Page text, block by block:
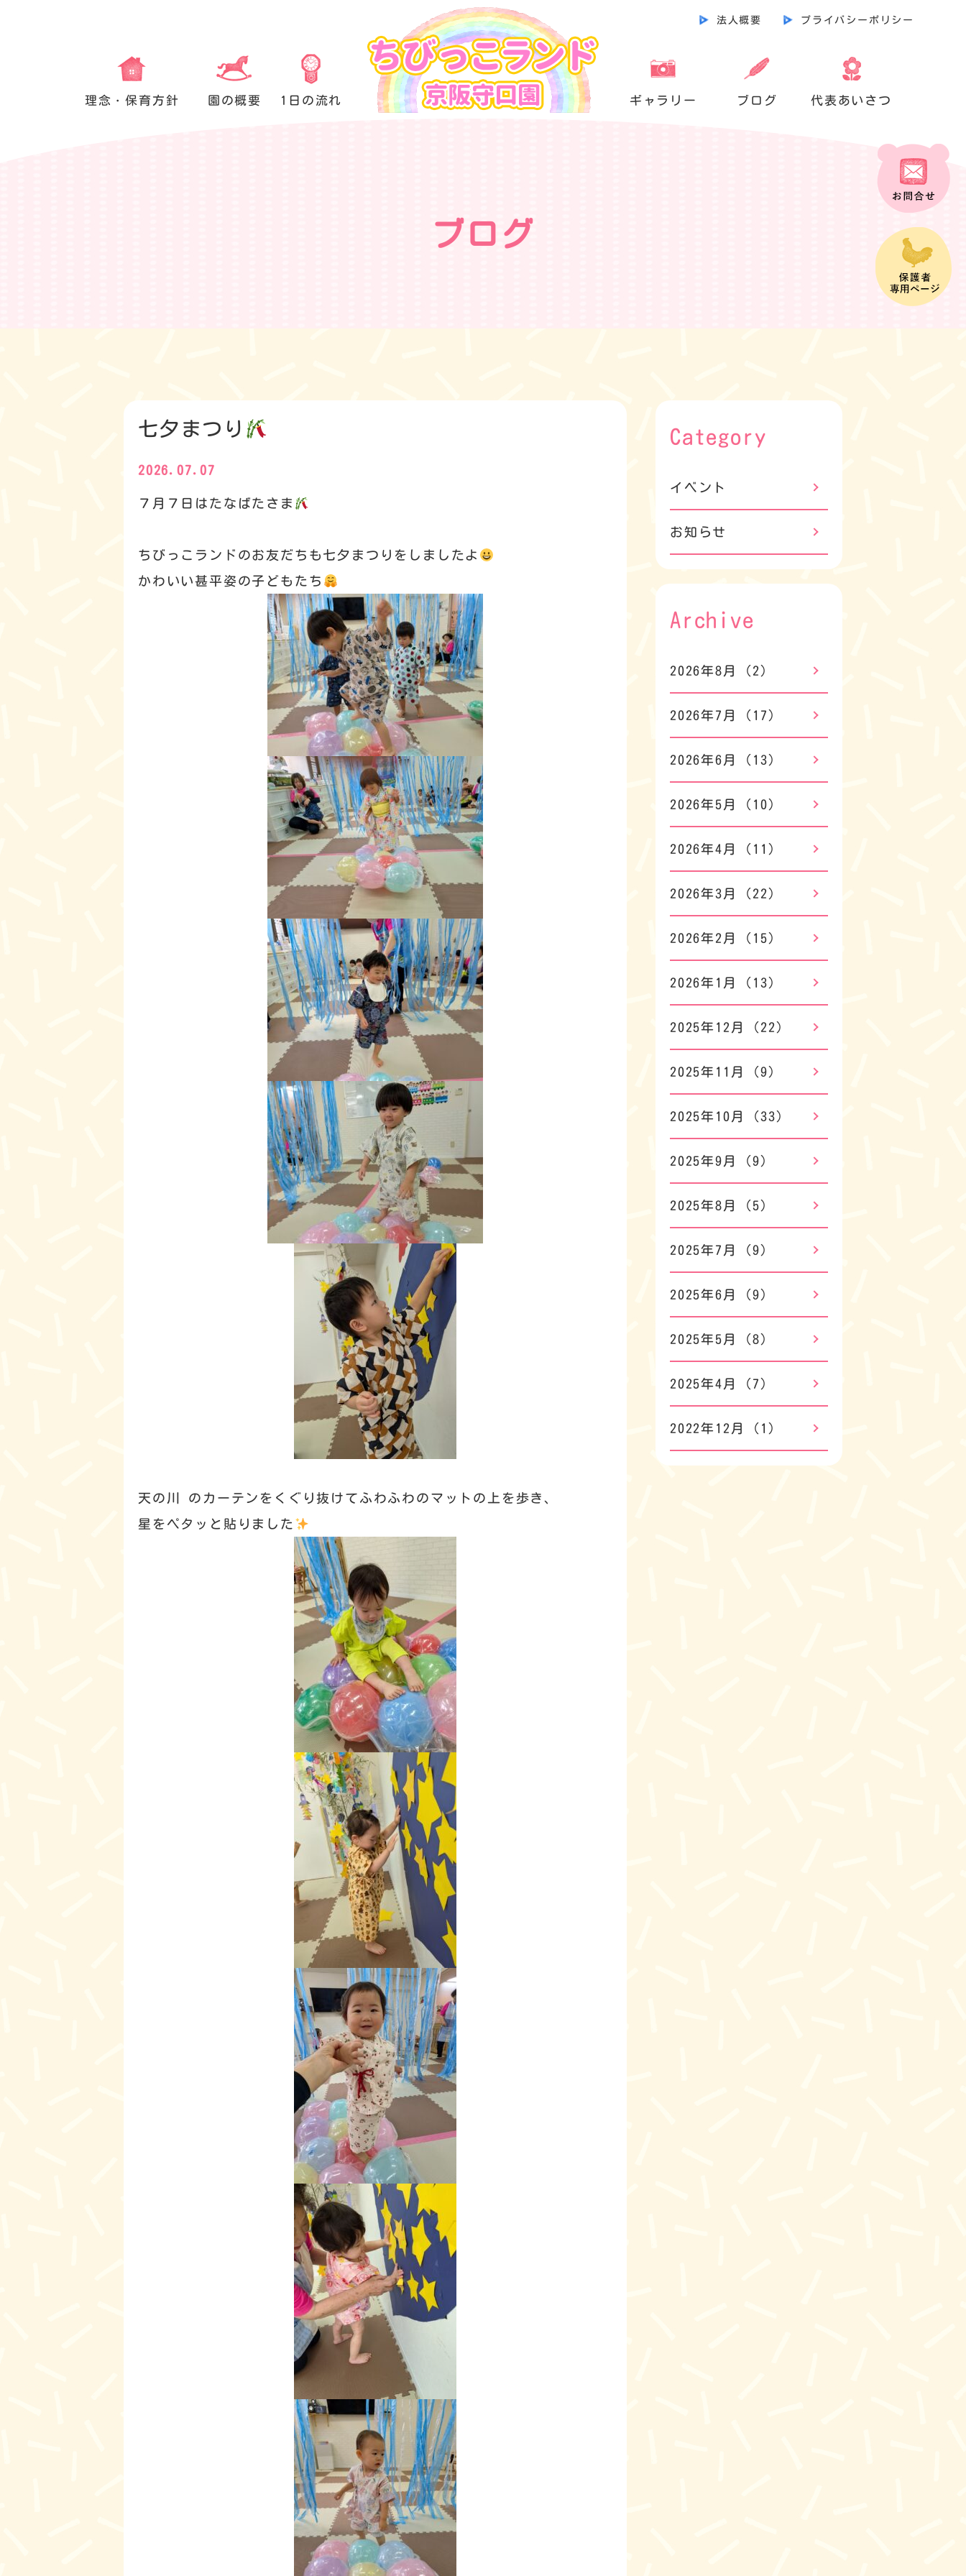
法人概要 プライバシーポリシー
理念・保育方針 園の概要 1日の流れ ギャラリー ブログ 代表あいさつ
ブログ
七夕まつり
2026.07.07
７月７日はたなばたさま
ちびっこランドのお友だちも七夕まつりをしましたよ
かわいい甚平姿の子どもたち
天の川 のカーテンをくぐり抜けてふわふわのマットの上を歩き、
星をペタッと貼りました
Category
イベント
お知らせ
Archive
2026年8月 (2)
2026年7月 (17)
2026年6月 (13)
2026年5月 (10)
2026年4月 (11)
2026年3月 (22)
2026年2月 (15)
2026年1月 (13)
2025年12月 (22)
2025年11月 (9)
2025年10月 (33)
2025年9月 (9)
2025年8月 (5)
2025年7月 (9)
2025年6月 (9)
2025年5月 (8)
2025年4月 (7)
2022年12月 (1)